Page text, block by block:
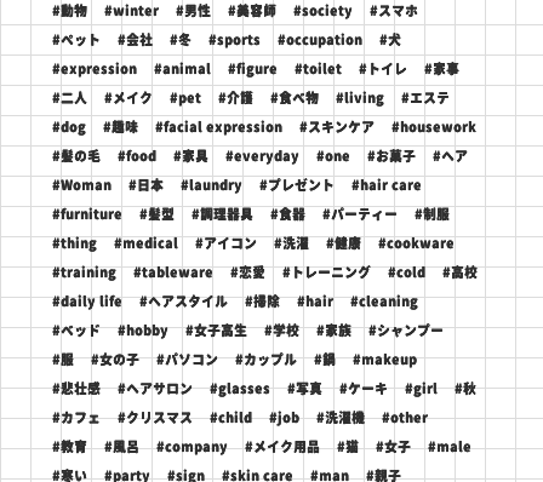
#動物 #winter #男性 #美容師 #society #スマホ
#ペット #会社 #冬 #sports #occupation #犬
#expression #animal #figure #toilet #トイレ #家事
#二人 #メイク #pet #介護 #食べ物 #living #エステ
#dog #趣味 #facial expression #スキンケア #housework
#髪の毛 #food #家具 #everyday #one #お菓子 #ヘア
#Woman #日本 #laundry #プレゼント #hair care
#furniture #髪型 #調理器具 #食器 #パーティー #制服
#thing #medical #アイコン #洗濯 #健康 #cookware
#training #tableware #恋愛 #トレーニング #cold #高校
#daily life #ヘアスタイル #掃除 #hair #cleaning
#ベッド #hobby #女子高生 #学校 #家族 #シャンプー
#服 #女の子 #パソコン #カップル #鍋 #makeup
#悲壮感 #ヘアサロン #glasses #写真 #ケーキ #girl #秋
#カフェ #クリスマス #child #job #洗濯機 #other
#教育 #風呂 #company #メイク用品 #猫 #女子 #male
#寒い #party #sign #skin care #man #親子